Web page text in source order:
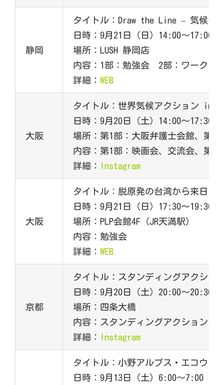
静岡
タイトル：Draw the Line – 気候も
日時：9月21日（日）14:00～17:00
場所：LUSH 静岡店
内容：1部：勉強会 2部：ワークシ
詳細： WEB
大阪
タイトル：世界気候アクション in
日時：9月20日（土）14:00～17:30
場所：第1部：大阪弁護士会館、第2
内容：第1部：映画会、交流会、第2
詳細： Instagram
大阪
タイトル：脱原発の台湾から来日！
日時：9月21日（日）17:30～19:30
場所：​PLP会館4F（JR天満駅）
内容：勉強会
詳細： WEB
京都
タイトル：スタンディングアクショ
日時：9月20日（土）20:00～20:30
場所：四条大橋
内容：スタンディングアクション
詳細： Instagram
タイトル：小野アルプス・エコウォ
日時：9月13日（土）6:00～7:00